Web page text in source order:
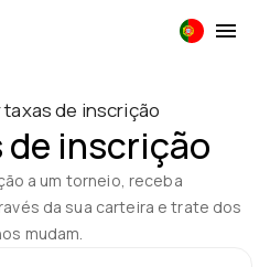
de inscrição
de inscrição
a um torneio, receba
da sua carteira e trate dos
mudam.